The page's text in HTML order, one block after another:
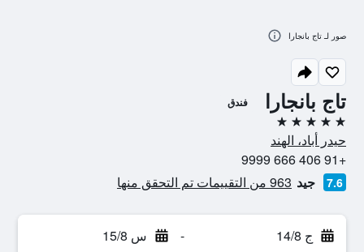
تاج بانجارا فندق
5 نجوم
حيدر أباد، الهند
+91 406 666 9999
7.6 جيد 963 من التقييمات تم التحقق منها
ج 14/8 - س 15/8
صور لـ تاج بانجارا